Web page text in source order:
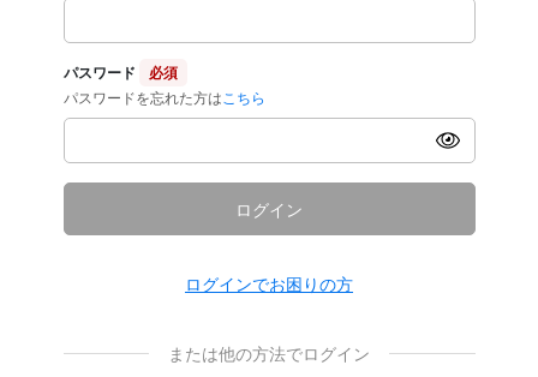
パスワード
必須
パスワードを忘れた方は こちら
ログイン
ログインでお困りの方
または他の方法でログイン